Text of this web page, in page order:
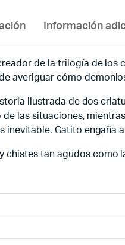
Información
de la trilogía de
averiguar cómo
ilustrada de dos
las situaciones,
inevitable. Gatito engaña
chistes tan agudos